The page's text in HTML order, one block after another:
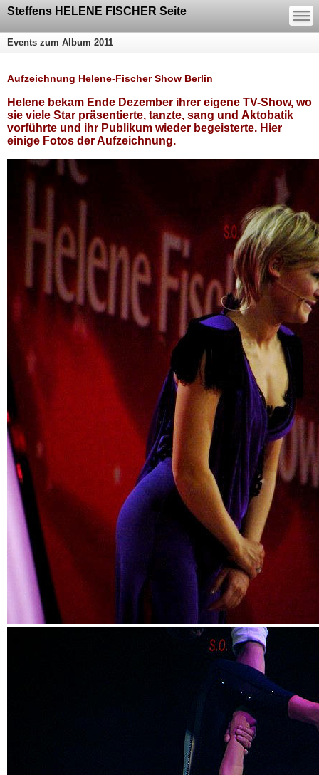
Steffens HELENE FISCHER Seite —
—
—
Events zum Album 2011
Aufzeichnung Helene-Fischer Show Berlin
Helene bekam Ende Dezember ihrer eigene TV-Show, wo
sie viele Star präsentierte, tanzte, sang und Aktobatik
vorführte und ihr Publikum wieder begeisterte. Hier
einige Fotos der Aufzeichnung.